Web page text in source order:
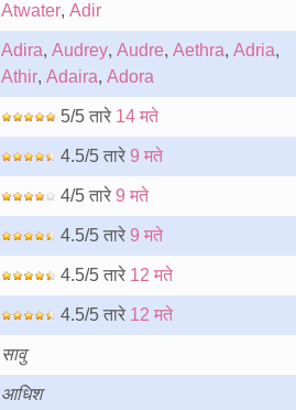
Atwater, Adir
Adira, Audrey, Audre, Aethra, Adria,
Athir, Adaira, Adora
5/5 तारे 14 मते
4.5/5 तारे 9 मते
4/5 तारे 9 मते
4.5/5 तारे 9 मते
4.5/5 तारे 12 मते
4.5/5 तारे 12 मते
सावु
आधिश